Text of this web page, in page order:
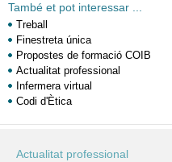
També et pot interessar ...
Treball
Finestreta única
Propostes de formació COIB
Actualitat professional
Infermera virtual
Codi d'Ètica
Actualitat professional